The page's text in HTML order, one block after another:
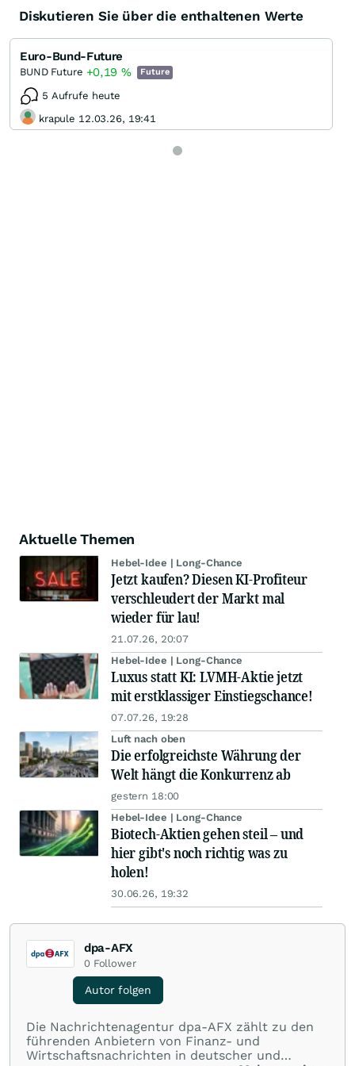
Diskutieren Sie über die enthaltenen Werte
Euro-Bund-Future
BUND Future +0,19 % Future
5 Aufrufe heute
krapule 12.03.26, 19:41
Aktuelle Themen
Hebel-Idee | Long-Chance
Jetzt kaufen? Diesen KI-Profiteur
verschleudert der Markt mal
wieder für lau!
21.07.26, 20:07
Hebel-Idee | Long-Chance
Luxus statt KI: LVMH-Aktie jetzt
mit erstklassiger Einstiegschance!
07.07.26, 19:28
Luft nach oben
Die erfolgreichste Währung der
Welt hängt die Konkurrenz ab
gestern 18:00
Hebel-Idee | Long-Chance
Biotech-Aktien gehen steil – und
hier gibt's noch richtig was zu
holen!
30.06.26, 19:32
dpa-AFX
0 Follower
Autor folgen
Die Nachrichtenagentur dpa-AFX zählt zu den
führenden Anbietern von Finanz- und
Wirtschaftsnachrichten in deutscher und